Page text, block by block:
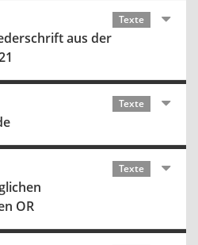
Texte
aus der
Texte
Texte
OR